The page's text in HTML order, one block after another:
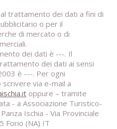
trattamento dei dati a fini di
o per il
di mercato o di
dei dati è ---. Il
dei dati ai sensi
è ---. Per ogni
scrivere via e-mail a
oppure – tramite
- a Associazione Turistico-
Ischia - Via Provinciale
Forio (NA) IT